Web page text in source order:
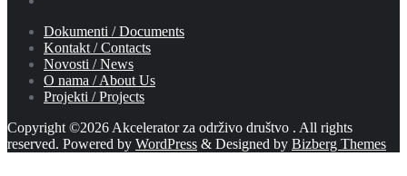
Dokumenti / Documents
Kontakt / Contacts
Novosti / News
O nama / About Us
Projekti / Projects
Copyright ©2026 Akcelerator za održivo društvo . All rights
reserved. Powered by WordPress & Designed by Bizberg Themes